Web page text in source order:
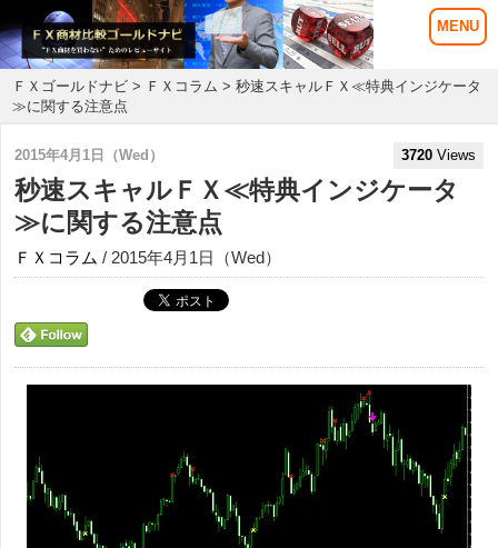
ＦＸゴールドナビ > ＦＸコラム > 秒速スキャルＦＸ≪特典インジケータ
≫に関する注意点
2015年4月1日（Wed） 3720 Views
秒速スキャルＦＸ≪特典インジケータ
≫に関する注意点
ＦＸコラム / 2015年4月1日（Wed）